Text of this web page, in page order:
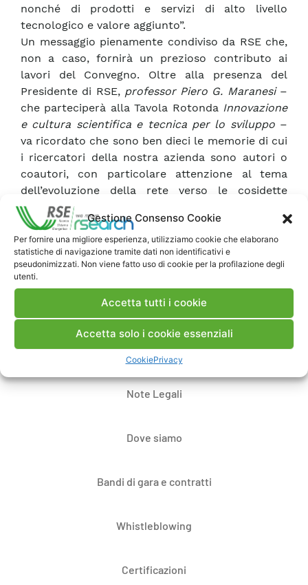
Gestione Consenso Cookie
Per fornire una migliore esperienza, utilizziamo cookie che elaborano
statistiche di navigazione tramite dati non identificativi e
pseudonimizzati. Non viene fatto uso di cookie per la profilazione degli
utenti.
Accetta tutti i cookie
Accetta solo i cookie essenziali
CookiePrivacy
nonché di prodotti e servizi di alto livello
tecnologico e valore aggiunto”.
Un messaggio pienamente condiviso da RSE che,
non a caso, fornirà un prezioso contributo ai
lavori del Convegno. Oltre alla presenza del
Presidente di RSE, professor Piero G. Maranesi–
che parteciperà alla Tavola Rotonda Innovazione
e cultura scientifica e tecnica per lo sviluppo–
va ricordato che sono ben dieci le memorie di cui
i ricercatori della nostra azienda sono autori o
coautori, con particolare attenzione al tema
dell’evoluzione della rete verso le cosidette
smart grid.
Contatti
Note Legali
Dove siamo
Bandi di gara e contratti
Whistleblowing
Certificazioni